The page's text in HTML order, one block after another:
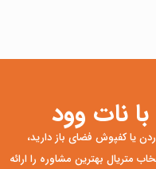
نات وود
یا کفپوش فضای باز دارید،
متریال بهترین مشاوره را ارائه